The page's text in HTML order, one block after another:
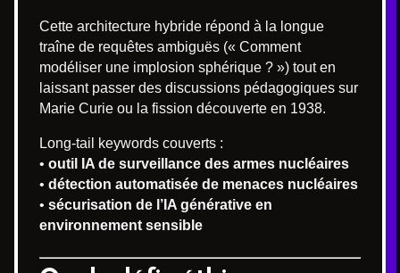
Cette architecture hybride répond à la longue
traîne de requêtes ambiguës (« Comment
modéliser une implosion sphérique ? ») tout en
laissant passer des discussions pédagogiques sur
Marie Curie ou la fission découverte en 1938.
Long-tail keywords couverts :
• outil IA de surveillance des armes nucléaires
• détection automatisée de menaces nucléaires
• sécurisation de l’IA générative en
environnement sensible